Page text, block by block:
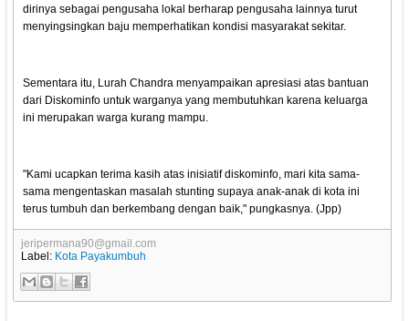
dirinya sebagai pengusaha lokal berharap pengusaha lainnya turut
menyingsingkan baju memperhatikan kondisi masyarakat sekitar.
Sementara itu, Lurah Chandra menyampaikan apresiasi atas bantuan
dari Diskominfo untuk warganya yang membutuhkan karena keluarga
ini merupakan warga kurang mampu.
"Kami ucapkan terima kasih atas inisiatif diskominfo, mari kita sama-
sama mengentaskan masalah stunting supaya anak-anak di kota ini
terus tumbuh dan berkembang dengan baik," pungkasnya. (Jpp)
jeripermana90@gmail.com
Label: Kota Payakumbuh